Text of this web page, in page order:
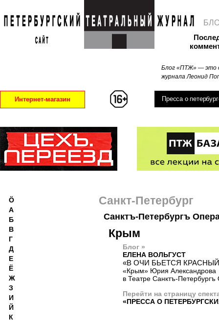
Блог «ПТЖ» — это
журнала Леонид
Интернет-магазин Пресса о
Санкт-Петербург
Санктъ-Петербургъ
Крым
Блог »
ЕЛЕНА ВОЛЬГУСТ
«В ОЧИ БЬЕТСЯ
«Крым» Юрия Александрова
в Театре Санктъ-Петербургъ
Перейти на страницу
«ПРЕССА О
Ö
А
Б
В
Г
Д
Е
Ё
Ж
З
И
Й
К